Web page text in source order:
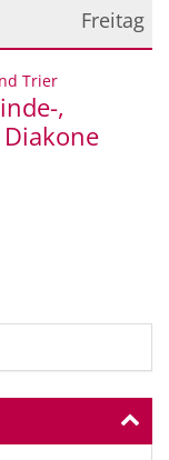
Freitag
Trier:
,